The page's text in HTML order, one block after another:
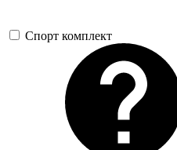
Спорт комплект